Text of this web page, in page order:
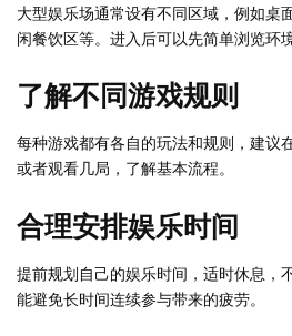
大型娱乐场通常设有不同区域，例如桌
闲餐饮区等。进入后可以先简单浏览环
了解不同游戏规则
每种游戏都有各自的玩法和规则，建议
或者观看几局，了解基本流程。
合理安排娱乐时间
提前规划自己的娱乐时间，适时休息，
能避免长时间连续参与带来的疲劳。